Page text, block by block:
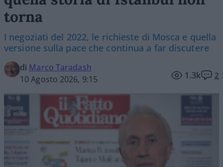
torna
I negoziati del 2022, le richieste di Mosca e quella
versione sulla pace che continua a far discutere
di Marco Taradash
10 Agosto 2026, 9:15
1.3k 2